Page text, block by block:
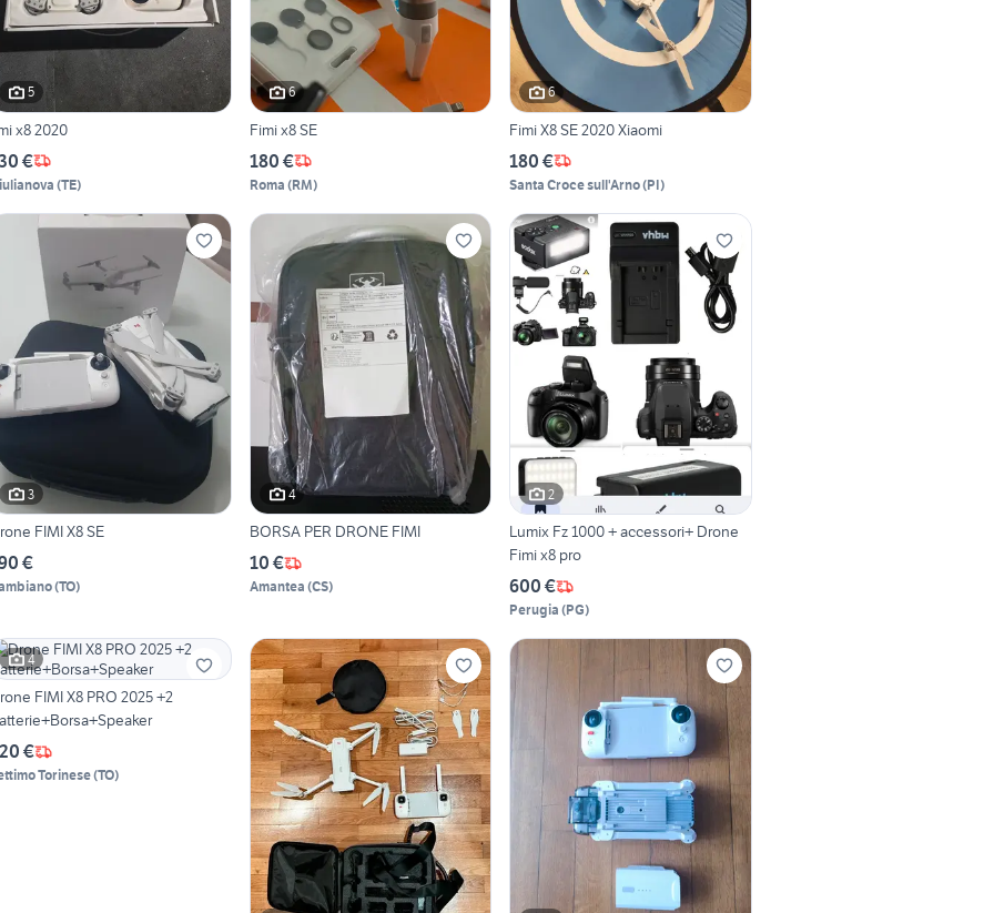
5
x8 2020
€
(TE)
6
Fimi x8 SE
180 €
Roma (RM)
6
Fimi X8 SE 2020 Xiaomi
180 €
Santa Croce sull'Arno(PI)
3
FIMI X8 SE
€
(TO)
4
BORSA PER DRONE FIMI
10 €
Amantea (CS)
2
Lumix Fz 1000 + accessori+ Drone
Fimi x8 pro
600 €
Perugia (PG)
4
FIMI X8 PRO 2025 +2
€
Torinese(TO)